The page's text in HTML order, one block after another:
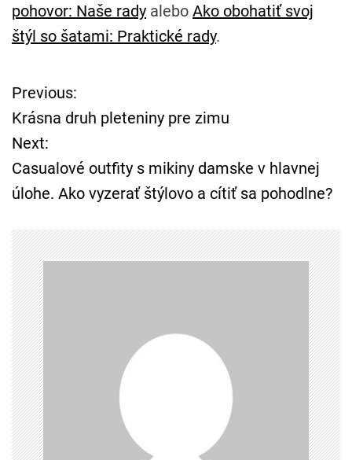
pohovor: Naše rady alebo Ako obohatiť svoj
štýl so šatami: Praktické rady.
N
a
v
g
á
c
i
a
v
Previous:
Krásna druh pleteniny pre zimu
Next:
Casualové outfity s mikiny damske v hlavnej
úlohe. Ako vyzerať štýlovo a cítiť sa pohodlne?